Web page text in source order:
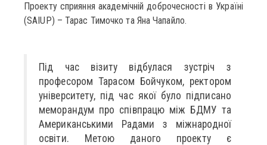
Проекту сприяння академічній доброчесності в Україні
(SAIUP) – Тарас Тимочко та Яна Чапайло.
Під час візиту відбулася зустріч з
професором Тарасом Бойчуком, ректором
університету, під час якої було підписано
меморандум про співпрацю між БДМУ та
Американськими Радами з міжнародної
освіти. Метою даного проекту є